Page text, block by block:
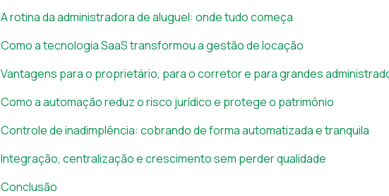
A rotina da administradora de aluguel: onde tudo começa
Como a tecnologia SaaS transformou a gestão de locação
Vantagens para o proprietário, para o corretor e para grandes
Como a automação reduz o risco jurídico e protege o patrimônio
Controle de inadimplência: cobrando de forma automatizada e tranquila
Integração, centralização e crescimento sem perder qualidade
Conclusão